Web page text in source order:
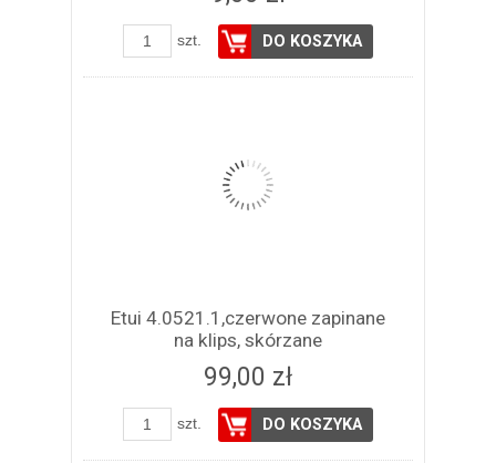
szt. DO KOSZYKA
Etui 4.0521.1,czerwone zapinane
na klips, skórzane
99,00 zł
szt. DO KOSZYKA